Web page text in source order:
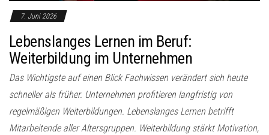
7. Juni 2026
Lebenslanges Lernen im Beruf:
Weiterbildung im Unternehmen
Das Wichtigste auf einen Blick Fachwissen verändert sich heute
schneller als früher. Unternehmen profitieren langfristig von
regelmäßigen Weiterbildungen. Lebenslanges Lernen betrifft
Mitarbeitende aller Altersgruppen. Weiterbildung stärkt Motivation,